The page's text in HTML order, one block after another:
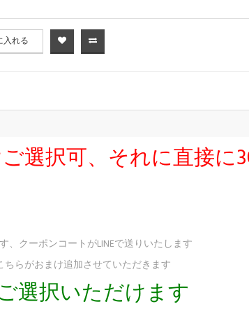
入れる
選択可、それに直接に
、クーポンコートがLINEで送りいたします
らがおまけ追加させていただきます
選択いただけます